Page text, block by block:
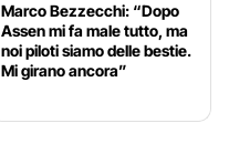
Marco Bezzecchi: “Dopo
Assen mi fa male tutto, ma
noi piloti siamo delle bestie.
Mi girano ancora”